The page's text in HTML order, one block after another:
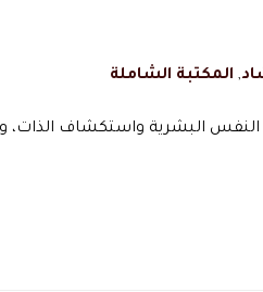
, المكتبة الشاملة
البشرية واستكشاف الذات،